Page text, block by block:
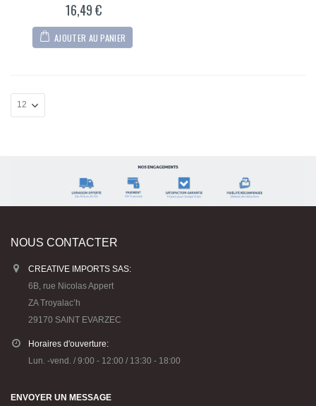
16,49€
AJOUTER AU PANIER
NOUS CONTACTER
CREATIVE IMPORTS SAS:
6B, rue Nicolas Appert
ZA Troyalac’h
29170 SAINT EVARZEC
Horaires d'ouverture:
Lun. -vend. / 9:00 - 12:00 / 13:30 - 18:00
ENVOYER UN MESSAGE